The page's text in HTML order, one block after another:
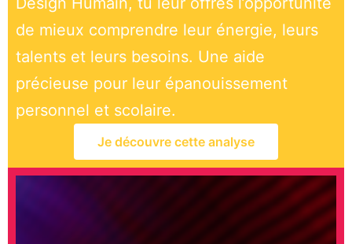
de mieux comprendre leur énergie, leurs
talents et leurs besoins. Une aide
précieuse pour leur épanouissement
personnel et scolaire.
Je découvre cette analyse